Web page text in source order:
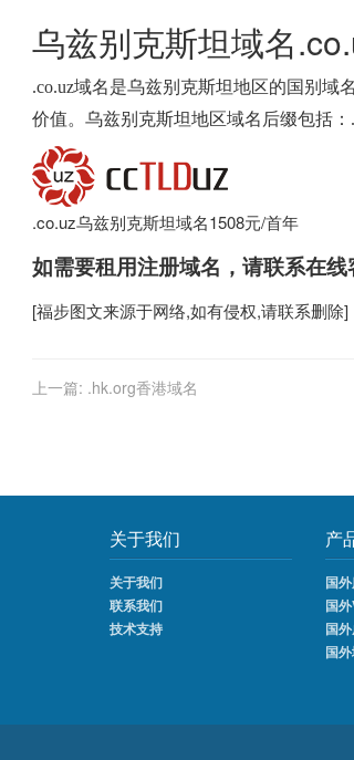
乌兹别克斯坦域名
.co.uz域名是乌兹别克斯坦地区的国别域
价值。乌兹别克斯坦地区域名后缀包括：
.co.uz乌兹别克斯坦域名1508元/首年
如需要租用注册域名 ，请联系在
[福步图文来源于网络,如有侵权,请联系删除]
上一篇: .hk.org香港域名
关于我们
关于我们
联系我们
技术支持
产
国
国
国
国